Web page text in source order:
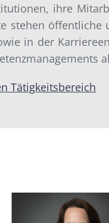
ihre
stehen
in der
Tätigkeitsbereich